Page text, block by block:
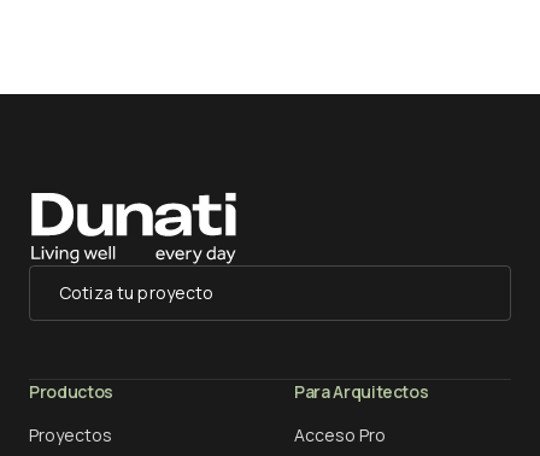
Cotiza tu proyecto
Productos
Proyectos
Para Arquitectos
Acceso Pro